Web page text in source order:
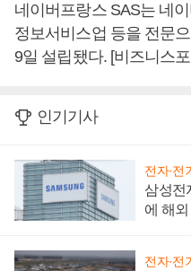
네이버프랑스 SAS는 네
정보서비스업 등을 전문
9일 설립됐다. [비즈니스
인기기사
전자·전
삼성전
에 해
전자·전